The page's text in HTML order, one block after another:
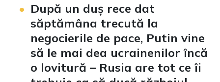
După un duș rece dat
săptămâna trecută la
negocierile de pace, Putin vine
să le mai dea ucrainenilor încă
o lovitură – Rusia are tot ce îi